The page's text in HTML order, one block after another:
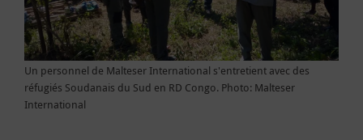
Un personnel de Malteser International s'entretient avec des
réfugiés Soudanais du Sud en RD Congo. Photo: Malteser
International